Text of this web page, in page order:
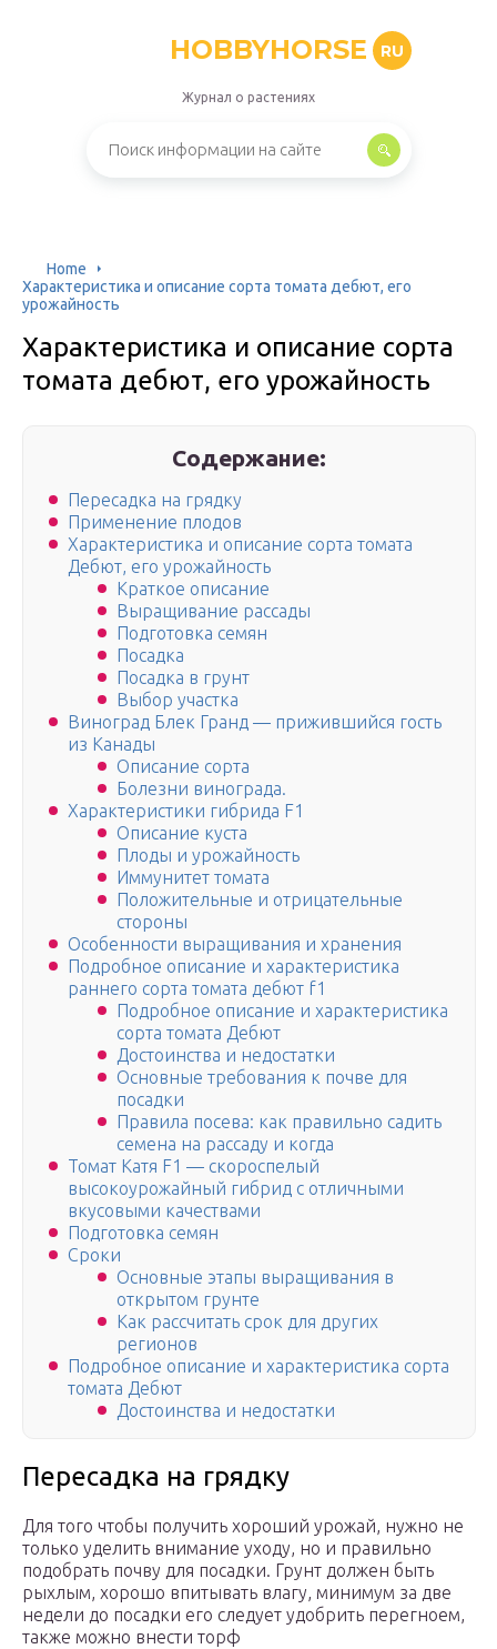
HOBBYHORSE RU
Журнал о растениях
Home
Характеристика и описание сорта томата дебют, его
урожайность
Характеристика и описание сорта
томата дебют, его урожайность
Содержание:
Пересадка на грядку
Применение плодов
Характеристика и описание сорта томата
Дебют, его урожайность
Краткое описание
Выращивание рассады
Подготовка семян
Посадка
Посадка в грунт
Выбор участка
Виноград Блек Гранд — прижившийся гость
из Канады
Описание сорта
Болезни винограда.
Характеристики гибрида F1
Описание куста
Плоды и урожайность
Иммунитет томата
Положительные и отрицательные
стороны
Особенности выращивания и хранения
Подробное описание и характеристика
раннего сорта томата дебют f1
Подробное описание и характеристика
сорта томата Дебют
Достоинства и недостатки
Основные требования к почве для
посадки
Правила посева: как правильно садить
семена на рассаду и когда
Томат Катя F1 — скороспелый
высокоурожайный гибрид с отличными
вкусовыми качествами
Подготовка семян
Сроки
Основные этапы выращивания в
открытом грунте
Как рассчитать срок для других
регионов
Подробное описание и характеристика сорта
томата Дебют
Достоинства и недостатки
Пересадка на грядку
Для того чтобы получить хороший урожай, нужно не
только уделить внимание уходу, но и правильно
подобрать почву для посадки. Грунт должен быть
рыхлым, хорошо впитывать влагу, минимум за две
недели до посадки его следует удобрить перегноем,
также можно внести торф